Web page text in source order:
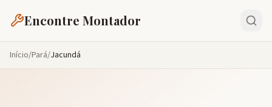
Encontre Montador
Início/Pará/Jacundá